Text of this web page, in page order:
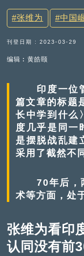
张维为 中国
刊登日期 : 2023-03-29
编辑︰黄皓颐
印度一位管
篇文章的标题
长中学到什么
度几乎是同一
是摆脱战乱建
采用了截然不
70年后，两
术等方面，处
张维为看印
认同没有前